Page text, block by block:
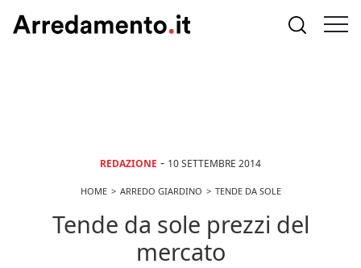
REDAZIONE - 10 SETTEMBRE 2014
HOME ARREDO GIARDINO TENDE DA SOLE
Tende da sole prezzi del
mercato